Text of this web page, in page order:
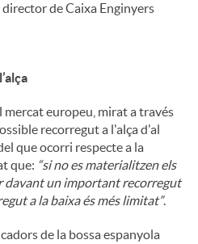
director de Caixa Enginyers
mercat europeu, mirat a través
recorregut a l'alça d'al
que ocorri respecte a la
que: “si no es materialitzen els
davant un important recorregut
a la baixa és més limitat”.
de la bossa espanyola